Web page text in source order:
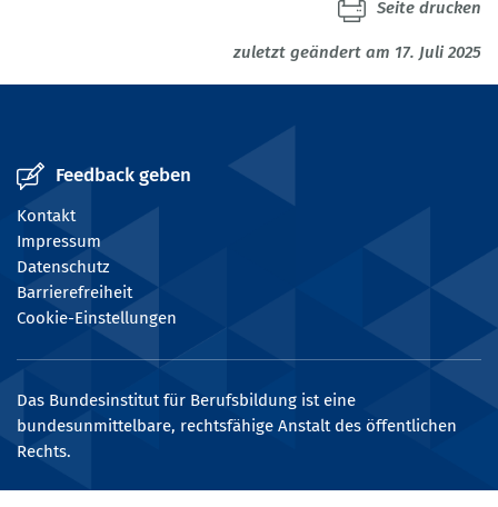
zuletzt geändert am 17. Juli 2025
Seite drucken
Feedback geben
Kontakt
Impressum
Datenschutz
Barrierefreiheit
Cookie-Einstellungen
Das Bundesinstitut für Berufsbildung ist eine
bundesunmittelbare, rechtsfähige Anstalt des öffentlichen
Rechts.